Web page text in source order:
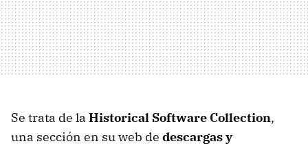
Se trata de la Historical Software Collection,
una sección en su web de descargas y